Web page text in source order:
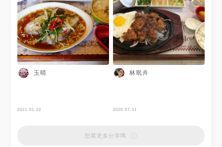
玉晴
2021-01-22
林珉卉
2020-07-31
想看更多分享嗎